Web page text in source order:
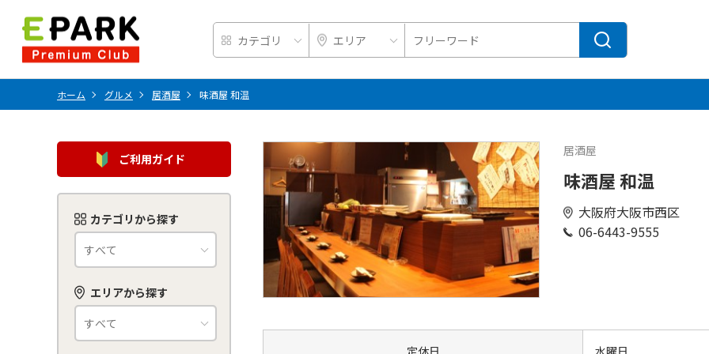
ホーム グルメ 居酒屋 味酒屋 和温
ご利用ガイド
カテゴリから探す
エリアから探す
居酒屋
味酒屋 和温
大阪府大阪市西区
06-6443-9555